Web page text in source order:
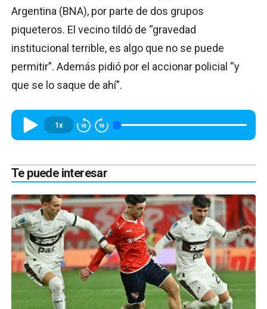
Argentina (BNA), por parte de dos grupos
piqueteros. El vecino tildó de “gravedad
institucional terrible, es algo que no se puede
permitir”. Además pidió por el accionar policial “y
que se lo saque de ahí”.
1x
Te puede interesar